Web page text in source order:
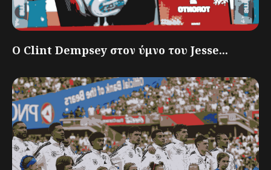
Ο Clint Dempsey στον ύμνο του Jesse...